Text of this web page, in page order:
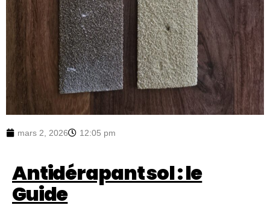
mars 2, 2026 12:05 pm
Antidérapant sol : le
Guide